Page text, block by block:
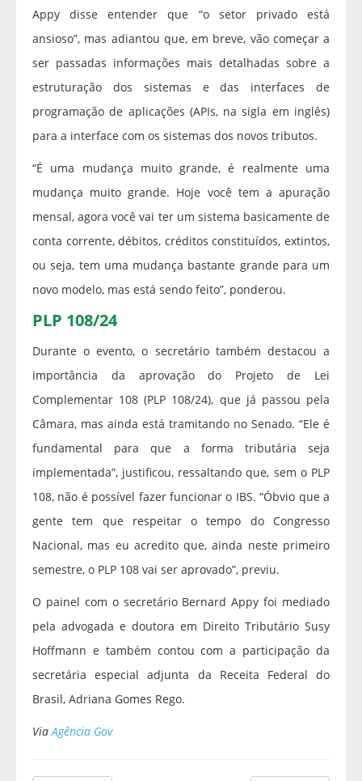
Appy disse entender que “o setor privado está
ansioso”, mas adiantou que, em breve, vão começar a
ser passadas informações mais detalhadas sobre a
estruturação dos sistemas e das interfaces de
programação de aplicações (APIs, na sigla em inglês)
para a interface com os sistemas dos novos tributos.
“É uma mudança muito grande, é realmente uma
mudança muito grande. Hoje você tem a apuração
mensal, agora você vai ter um sistema basicamente de
conta corrente, débitos, créditos constituídos, extintos,
ou seja, tem uma mudança bastante grande para um
novo modelo, mas está sendo feito”, ponderou.
PLP 108/24
Durante o evento, o secretário também destacou a
importância da aprovação do Projeto de Lei
Complementar 108 (PLP 108/24), que já passou pela
Câmara, mas ainda está tramitando no Senado. “Ele é
fundamental para que a forma tributária seja
implementada”, justificou, ressaltando que, sem o PLP
108, não é possível fazer funcionar o IBS. “Óbvio que a
gente tem que respeitar o tempo do Congresso
Nacional, mas eu acredito que, ainda neste primeiro
semestre, o PLP 108 vai ser aprovado”, previu.
O painel com o secretário Bernard Appy foi mediado
pela advogada e doutora em Direito Tributário Susy
Hoffmann e também contou com a participação da
secretária especial adjunta da Receita Federal do
Brasil, Adriana Gomes Rego.
ViaAgência Gov